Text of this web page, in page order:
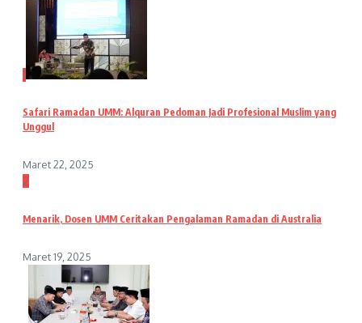
1
Safari Ramadan UMM: Alquran Pedoman Jadi Profesional Muslim yang
Unggul
Maret 22, 2025
2
Menarik, Dosen UMM Ceritakan Pengalaman Ramadan di Australia
Maret 19, 2025